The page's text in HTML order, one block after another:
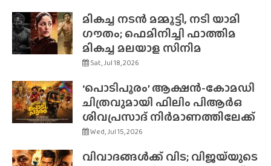
മികച്ച നടൻ മമ്മൂട്ടി, നടി യാമി
ഗൗതം; ഫെമിനിച്ചി ഫാത്തിമ
മികച്ച മലയാള സിനിമ
Sat, Jul 18, 2026
‘പൊടിപൂരം’ ആക്ഷൻ-കോമഡി
ചിത്രവുമായി ഫിലിം പിആർഒ
ശിവപ്രസാദ് നിർമാണത്തിലേക്ക്
Wed, Jul 15, 2026
വിവാദങ്ങൾക്ക് വിട; വിജയ്‌യുടെ